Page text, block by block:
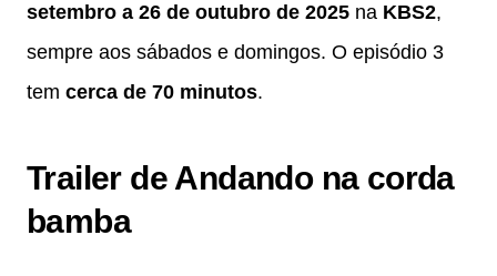
setembro a 26 de outubro de 2025 na KBS2,
sempre aos sábados e domingos. O episódio 3
tem cerca de 70 minutos.
Trailer de Andando na corda
bamba